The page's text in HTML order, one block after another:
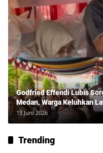
Godfried Effendi Lubis
Medan, Warga Keluhkan
13 Juni 2026
Trending